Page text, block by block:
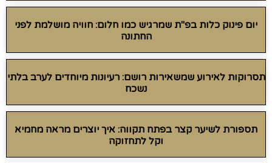
יום פינוק כלות בפ"ת שמרגיש כמו חלום: חוויה מושלמת לפני
החתונה
תסרוקות לאירוע שמשאירות רושם: רעיונות מיוחדים לערב בלתי
נשכח
תספורת לשיער קצר בפתח תקווה: איך יוצרים מראה מחמיא
וקל לתחזוקה